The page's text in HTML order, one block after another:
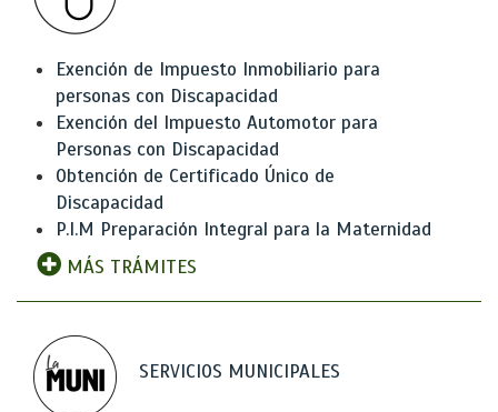
Exención de Impuesto Inmobiliario para
personas con Discapacidad
Exención del Impuesto Automotor para
Personas con Discapacidad
Obtención de Certificado Único de
Discapacidad
P.I.M Preparación Integral para la Maternidad
MÁS TRÁMITES
SERVICIOS MUNICIPALES